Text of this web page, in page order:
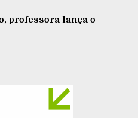
professora lança o